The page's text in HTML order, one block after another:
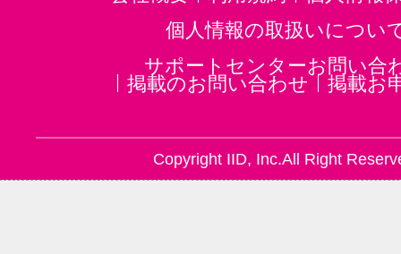
１＞実務や経験
に裏づけられた
＜コースの特徴
２＞練り上げら
れた自身の研修
＜
３
講
個人情報の取扱いについ
サポートセンターお問い合
掲載のお問い合わせ
掲載お
Copyright IID, Inc.All Right